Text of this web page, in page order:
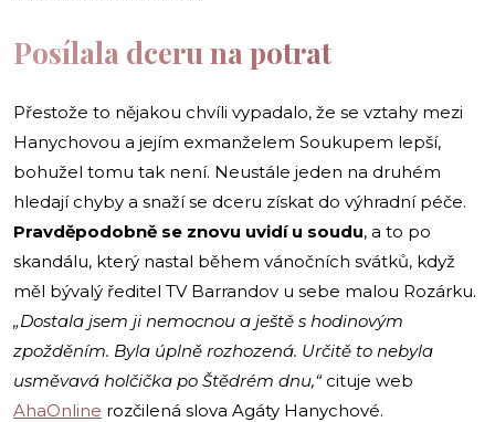
Posílala dceru na potrat
Přestože to nějakou chvíli vypadalo, že se vztahy mezi
Hanychovou a jejím exmanželem Soukupem lepší,
bohužel tomu tak není. Neustále jeden na druhém
hledají chyby a snaží se dceru získat do výhradní péče.
Pravděpodobně se znovu uvidí u soudu, a to po
skandálu, který nastal během vánočních svátků, když
měl bývalý ředitel TV Barrandov u sebe malou Rozárku.
„Dostala jsem ji nemocnou a ještě s hodinovým
zpožděním. Byla úplně rozhozená. Určitě to nebyla
usměvavá holčička po Štědrém dnu,“ cituje web
AhaOnline rozčilená slova Agáty Hanychové.